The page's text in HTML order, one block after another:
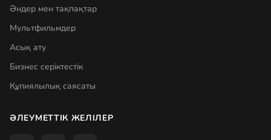
Әндер мен тақпақтар
Мультфильмдер
Асық ату
Бизнес серіктестік
Құпиялылық саясаты
ӘЛЕУМЕТТІК ЖЕЛІЛЕР